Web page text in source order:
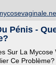
Pénis -
Sur La Mycose
Ce Problème?